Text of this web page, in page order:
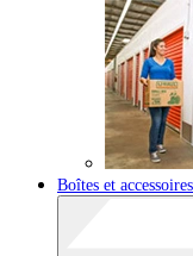
Boîtes et